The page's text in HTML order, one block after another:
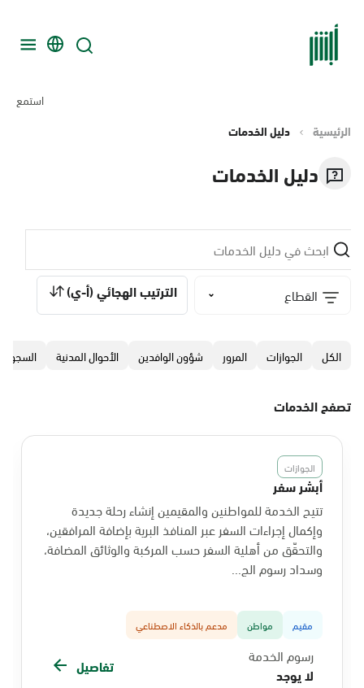
استمع
الرئيسية دليل الخدمات
دليل الخدمات
القطاع الترتيب الهجائي (أ-ي)
الكل الجوازات المرور ‏شؤون الوافدين الأحوال المدنية السجون
تصفح الخدمات
الجوازات
أبشر سفر
تتيح الخدمة للمواطنين والمقيمين إنشاء رحلة جديدة
وإكمال إجراءات السفر عبر المنافذ البرية بإضافة المرافقين،
والتحقّق من أهلية السفر حسب المركبة والوثائق المضافة،
وسداد رسوم الج...
مقيم مواطن مدعم بالذكاء الاصطناعي
رسوم الخدمة
لا يوجد
تفاصيل